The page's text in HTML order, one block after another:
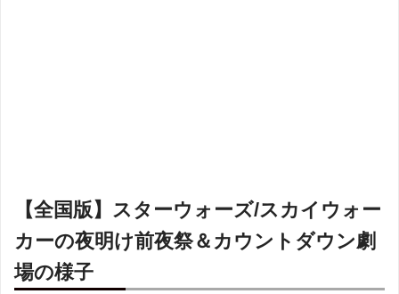
【全国版】スターウォーズ/スカイウォー
カーの夜明け前夜祭＆カウントダウン劇
場の様子